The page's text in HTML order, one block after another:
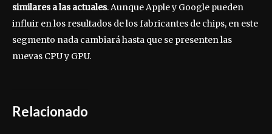
similares a las actuales. Aunque Apple y Google pueden
influir en los resultados de los fabricantes de chips, en este
segmento nada cambiará hasta que se presenten las
nuevas CPU y GPU.
Relacionado